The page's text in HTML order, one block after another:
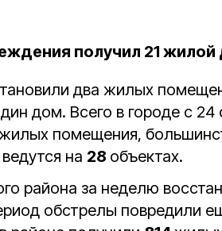
получил 21 жилой
два жилых
дом. Всего в городе с 24
помещения,
на 28 объектах.
района за неделю
обстрелы повредили